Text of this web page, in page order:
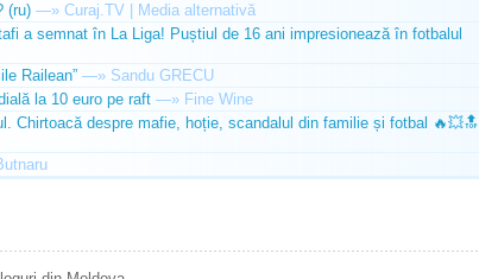
(ru) —» Curaj.TV | Media alternativă
a semnat în La Liga! Puștiul de 16 ani impresionează în fotbalul
Railean” —» Sandu GRECU
la 10 euro pe raft —» Fine Wine
Chirtoacă despre mafie, hoție, scandalul din familie și fotbal 🔥💥🔝